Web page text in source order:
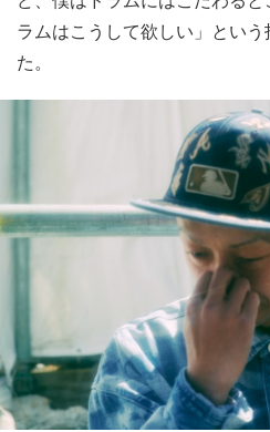
ラムはこうして欲しい」とい
た。